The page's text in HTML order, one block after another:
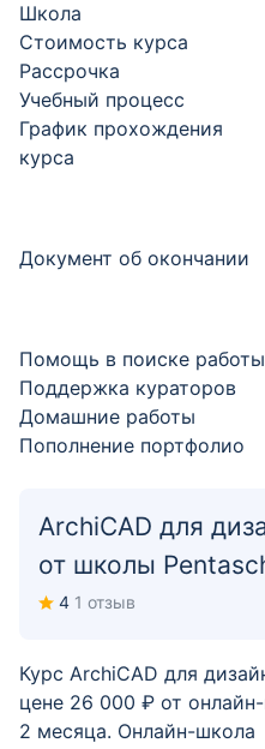
Школа
Стоимость курса
Рассрочка
Учебный процесс
График прохождения
курса
Документ об окончании
Помощь в поиске работы
Поддержка кураторов
Домашние работы
Пополнение портфолио
ArchiCAD для
от школы
4 1 отзыв
Курс ArchiCAD для
цене 26 000 ₽ от
2 месяца. Онлайн-школа